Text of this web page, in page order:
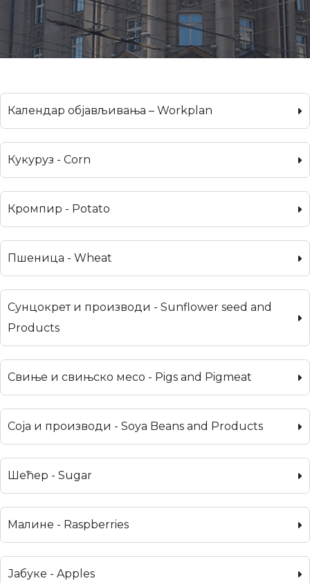
Календар објављивања – Workplan
Кукуруз - Corn
Кромпир - Potato
Пшеница - Wheat
Сунцокрет и производи - Sunflower seed and
Products
Свиње и свињско месо - Pigs and Pigmeat
Соја и производи - Soya Beans and Products
Шећер - Sugar
Малине - Raspberries
Јабуке - Apples